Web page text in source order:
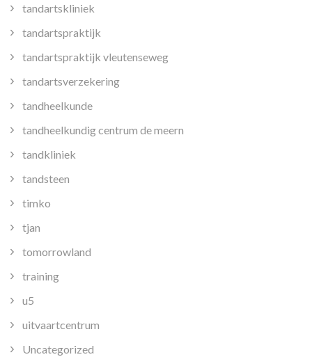
tandartskliniek
tandartspraktijk
tandartspraktijk vleutenseweg
tandartsverzekering
tandheelkunde
tandheelkundig centrum de meern
tandkliniek
tandsteen
timko
tjan
tomorrowland
training
u5
uitvaartcentrum
Uncategorized